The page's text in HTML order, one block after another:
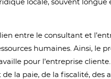
locale, souvent longue
entre le consultant et
humaines. Ainsi, le
pour l’entreprise
la paie, de la fiscalité, des